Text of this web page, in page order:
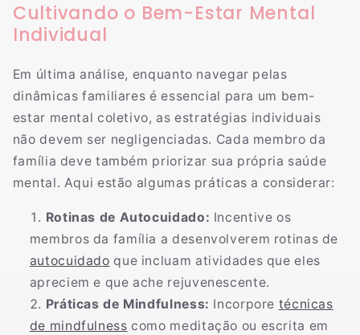
Cultivando o Bem-Estar Mental
Individual
Em última análise, enquanto navegar pelas
dinâmicas familiares é essencial para um bem-
estar mental coletivo, as estratégias individuais
não devem ser negligenciadas. Cada membro da
família deve também priorizar sua própria saúde
mental. Aqui estão algumas práticas a considerar:
Rotinas de Autocuidado: Incentive os
membros da família a desenvolverem rotinas de
autocuidado que incluam atividades que eles
apreciem e que ache rejuvenescente.
Práticas de Mindfulness: Incorpore técnicas
de mindfulness como meditação ou escrita em